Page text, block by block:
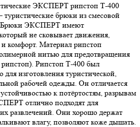
ЭКСПЕРТ рипстоп Т-400
брюки из смесовой
Брюки ЭКСПЕРТ имеют
не сковывает движения,
и комфорт. Материал рипстоп
нитью для предотвращения
рипстоп). Рипстоп Т-400 был
для изготовления туристической,
рабочей одежды. Он отличается
к потёртостям, разрывам
отлично подходят для
развлечений. Они хорошо держат
влагу, позволяют коже дышать.